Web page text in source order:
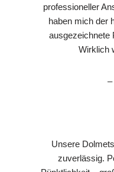
professioneller
haben mich der
ausgezeichnete
Wirklich
–
Unsere
zuverlässig.